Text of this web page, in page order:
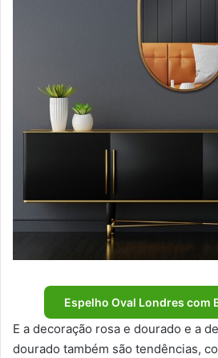
Espelho Oval Londres com
E a decoração rosa e dourado e a
dourado também são tendências,